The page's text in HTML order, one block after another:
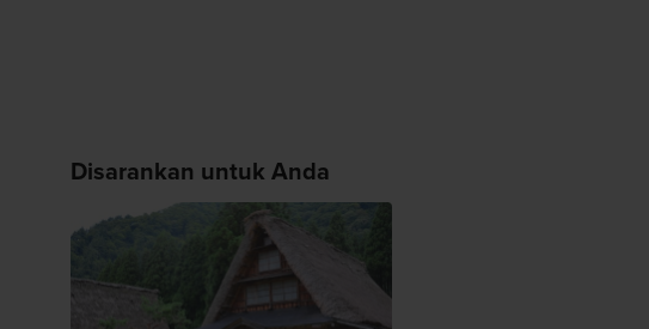
Disarankan untuk Anda